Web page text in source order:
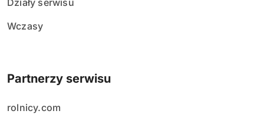
Działy serwisu
Wczasy
Partnerzy serwisu
rolnicy.com